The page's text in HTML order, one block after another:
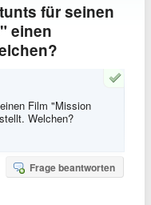
für seinen
einen
Film "Mission
Welchen?
Frage beantworten